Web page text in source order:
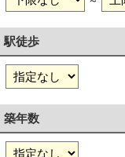
駅徒歩
築年数